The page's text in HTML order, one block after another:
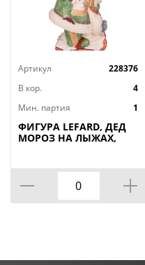
Артикул
228376
В кор.
4
Мин. партия
1
ФИГУРА LEFARD, ДЕД
МОРОЗ НА ЛЫЖАХ,